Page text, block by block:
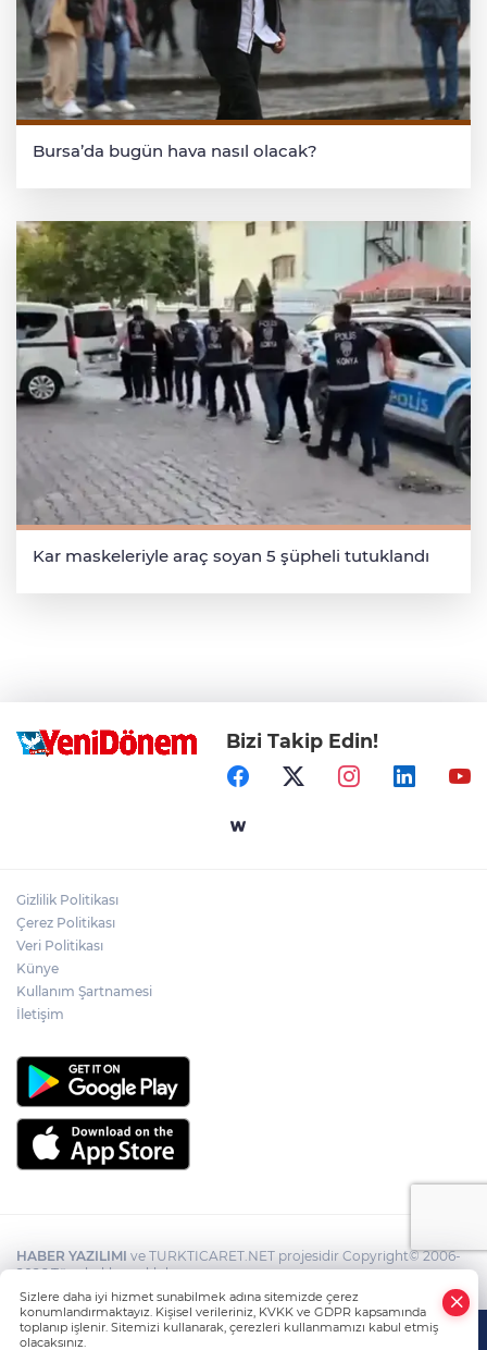
Bursa’da bugün hava nasıl olacak?
Kar maskeleriyle araç soyan 5 şüpheli tutuklandı
Bizi Takip Edin!
Gizlilik Politikası
Çerez Politikası
Veri Politikası
Künye
Kullanım Şartnamesi
İletişim
HABER YAZILIMI ve TURKTICARET.NET projesidir Copyright© 2006-
2026 Tüm hakları saklıdır.
Sizlere daha iyi hizmet sunabilmek adına sitemizde çerez
konumlandırmaktayız. Kişisel verileriniz, KVKK ve GDPR kapsamında
toplanıp işlenir. Sitemizi kullanarak, çerezleri kullanmamızı kabul etmiş
olacaksınız.